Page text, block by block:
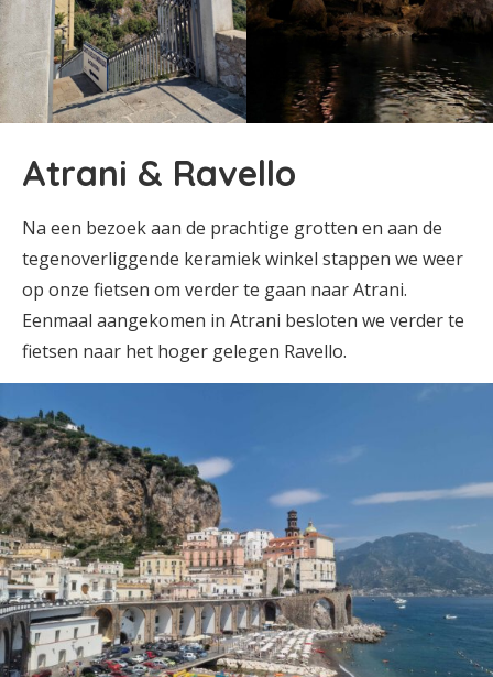
Atrani & Ravello
Na een bezoek aan de prachtige grotten en aan de
tegenoverliggende keramiek winkel stappen we weer
op onze fietsen om verder te gaan naar Atrani.
Eenmaal aangekomen in Atrani besloten we verder te
fietsen naar het hoger gelegen Ravello.